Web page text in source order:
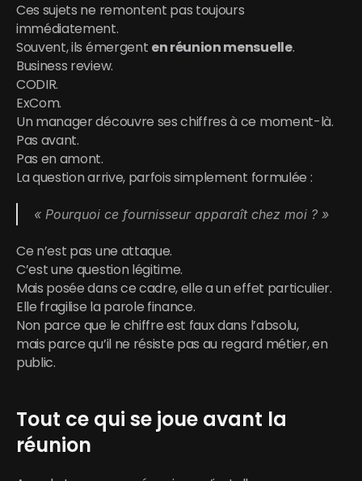
Ces sujets ne remontent pas toujours
immédiatement.
Souvent, ils émergent en réunion mensuelle.
Business review.
CODIR.
ExCom.
Un manager découvre ses chiffres à ce moment-là.
Pas avant.
Pas en amont.
La question arrive, parfois simplement formulée :
« Pourquoi ce fournisseur apparaît chez moi ? »
Ce n’est pas une attaque.
C’est une question légitime.
Mais posée dans ce cadre, elle a un effet particulier.
Elle fragilise la parole finance.
Non parce que le chiffre est faux dans l’absolu,
mais parce qu’il ne résiste pas au regard métier, en
public.
Tout ce qui se joue avant la
réunion